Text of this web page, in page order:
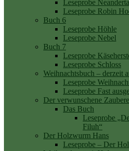
Leseprobe
Leseprobe Robin
Buch 6
Leseprobe Höhle
Leseprobe Nebel
Buch 7
Leseprobe
Leseprobe Schloss
Weihnachtsbuch – derzeit
Leseprobe
Leseprobe Fast
Der verwunschene
Das Buch
Leseprobe
Filuh“
Der Holzwurm Hans
Leseprobe – Der